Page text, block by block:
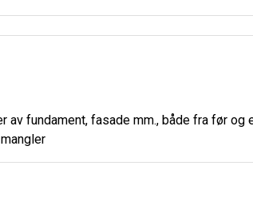
av fundament, fasade mm., både fra før